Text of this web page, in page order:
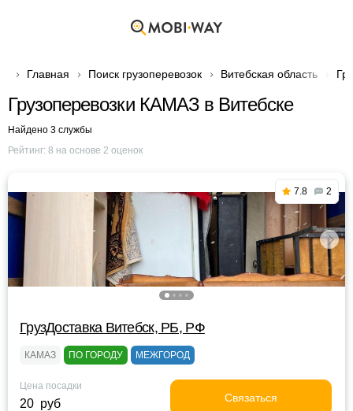
Главная Поиск грузоперевозок Витебская область
Грузоперевозки КАМАЗ в Витебске
Найдено 3 службы
Рейтинг: 8 на основе 2 оценок
7.8 2
ГрузДоставка Витебск, РБ, РФ
КАМАЗ ПО ГОРОДУ МЕЖГОРОД
Цена посадки
20 руб Связаться